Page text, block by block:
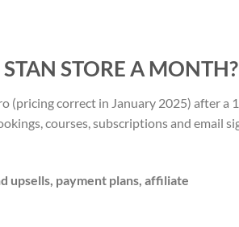
STORE A MONTH?
(pricing correct in January 2025) after a
courses, subscriptions and email
upsells, payment plans, affiliate